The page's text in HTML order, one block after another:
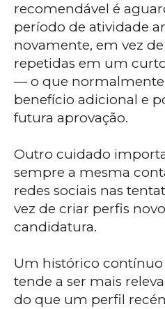
recomendável é
período de atividade
novamente, em vez
repetidas em um
— o que
benefício adicional e
futura aprovação.
Outro cuidado
sempre a mesma
redes sociais nas
vez de criar perfis
candidatura.
Um histórico contínuo
tende a ser mais
do que um perfil